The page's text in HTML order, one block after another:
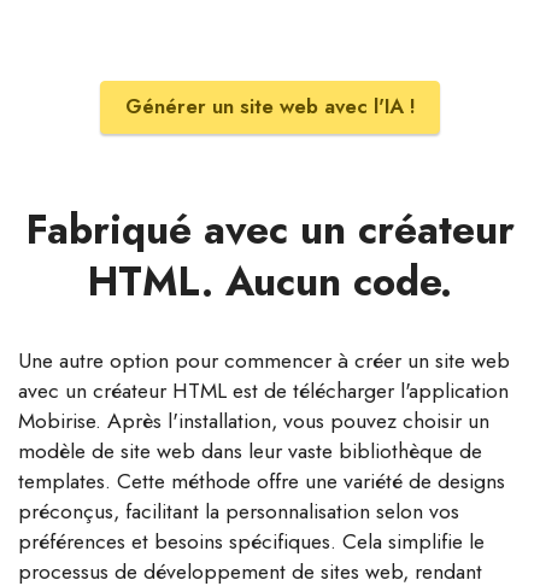
Générer un site web avec l'IA !
Fabriqué avec un créateur
HTML. Aucun code.
Une autre option pour commencer à créer un site web
avec un créateur HTML est de télécharger l'application
Mobirise. Après l'installation, vous pouvez choisir un
modèle de site web dans leur vaste bibliothèque de
templates. Cette méthode offre une variété de designs
préconçus, facilitant la personnalisation selon vos
préférences et besoins spécifiques. Cela simplifie le
processus de développement de sites web, rendant